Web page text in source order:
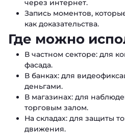
через интернет.
Запись моментов,
как доказательства.
Где можно
В частном секторе: для
фасада.
В банках: для
деньгами.
В магазинах: для
торговым залом.
На складах: для защиты
движения.